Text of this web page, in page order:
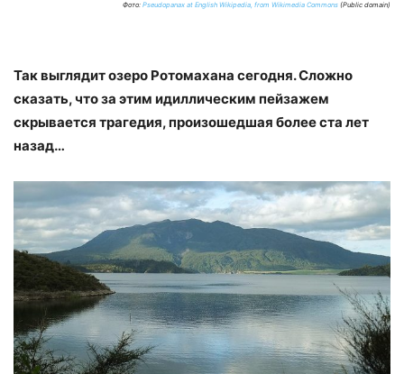
Фото: Pseudopanax at English Wikipedia, from Wikimedia Commons (Public domain)
Так выглядит озеро Ротомахана сегодня. Сложно
сказать, что за этим идиллическим пейзажем
скрывается трагедия, произошедшая более ста лет
назад…